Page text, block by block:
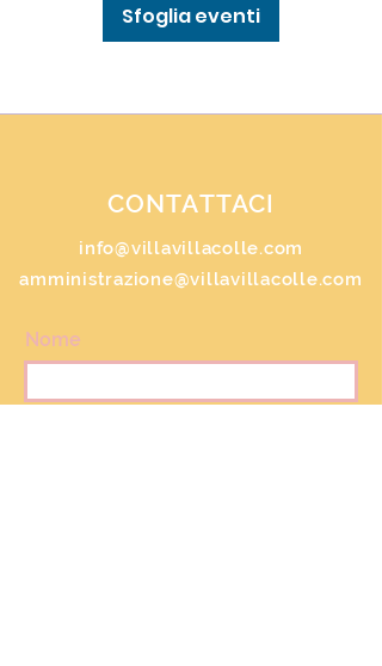
Sfoglia eventi
CONTATTACI
info@villavillacolle.com
amministrazione@villavillacolle.com
Nome